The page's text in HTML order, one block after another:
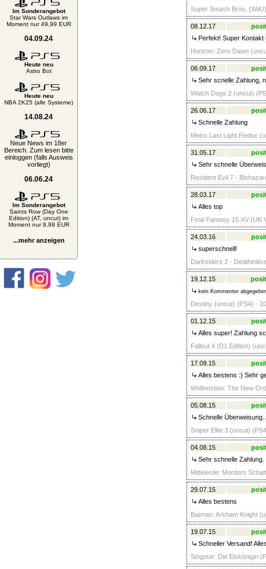
Im Sonderangebot
Star Wars Outlaws im
Moment nur 49,99 EUR
04.09.24
Heute neu
Astro Bot
Heute neu
NBA 2K25 (alle Systeme)
14.08.24
Neue News im 18er
Bereich. Zum lesen bitte
einloggen (falls Ausweis
vorliegt)
06.06.24
Im Sonderangebot
Saints Row (Day One
Edition) (AT, uncut) im
Moment nur 9,99 EUR
...mehr anzeigen
Super Smash Bros.
08.12.17
Perfekt! Super
Horizon: Zero Dawn
06.09.17
Sehr scnelle Zahlung,
Watch Dogs 2 (uncut)
26.06.17
Schnelle Zahlung
Metro Last Light Redux
31.05.17
Sehr schnelle
Resident Evil 7 -
28.03.17
Alles top
Final Fantasy 15 XV (UK
24.03.16
superschnell!
Darksiders 2 -
19.12.15
kein Kommenter
Destiny (uncut) (PS4) -
01.12.15
Alles super! Zahlung
Fallout 4 (D1 Edition)
17.09.15
Alles bestens :) Sehr
Wolfenstein: The New
05.08.15
Schnelle Überweisung.
Sniper Elite 3 (uncut)
04.08.15
Sehr schnelle Zahlung.
Mittelerde: Mordors
29.07.15
Alles bestens
Batman: Arkham Knight
19.07.15
Schneller Versand!
Singstar: Die Eiskönigin